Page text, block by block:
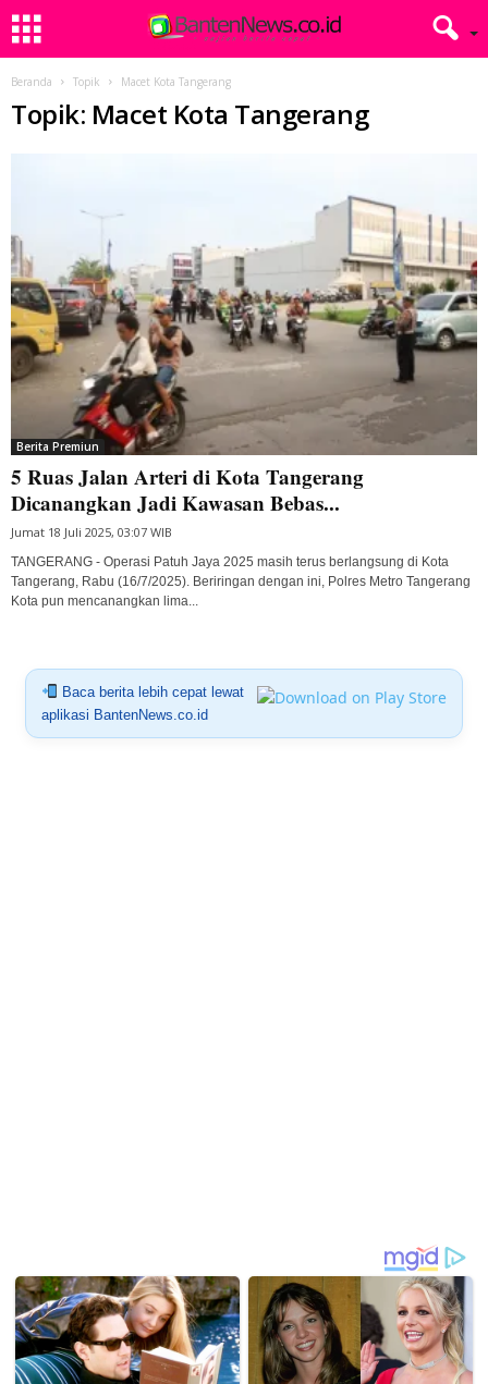
Beranda Topik Macet Kota Tangerang
Topik: Macet Kota Tangerang
Berita Premiun
5 Ruas Jalan Arteri di Kota Tangerang
Dicanangkan Jadi Kawasan Bebas...
Jumat 18 Juli 2025, 03:07 WIB
TANGERANG - Operasi Patuh Jaya 2025 masih terus berlangsung di Kota
Tangerang, Rabu (16/7/2025). Beriringan dengan ini, Polres Metro Tangerang
Kota pun mencanangkan lima...
Baca berita lebih cepat lewat
aplikasi BantenNews.co.id